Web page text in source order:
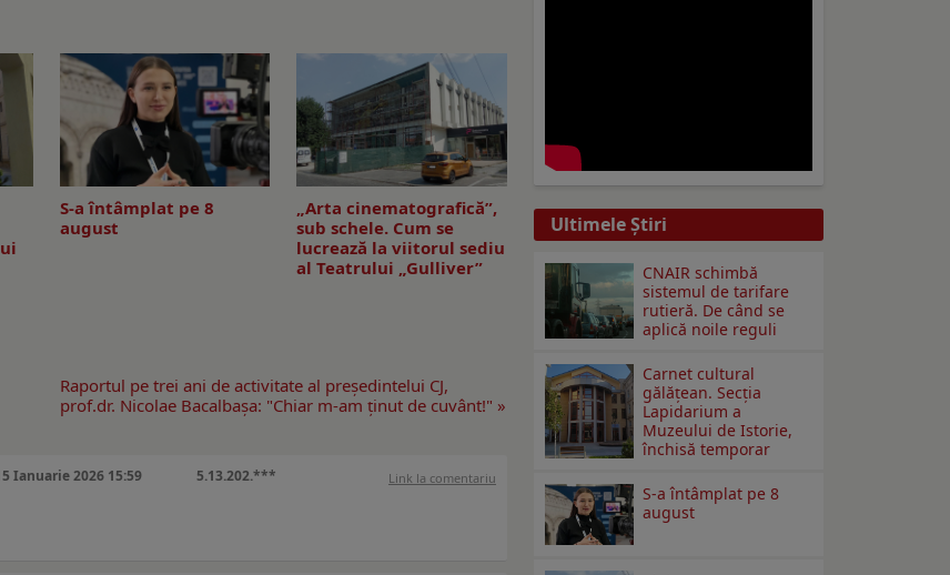
S-a întâmplat pe 8
august
„Arta cinematografică”,
sub schele. Cum se
lucrează la viitorul sediu
al Teatrului „Gulliver”
Raportul pe trei ani de activitate al preşedintelui CJ,
prof.dr. Nicolae Bacalbaşa: "Chiar m-am ţinut de cuvânt!" »
Ianuarie 2026 15:59 5.13.202.*** Link la comentariu
Ultimele Ştiri
CNAIR schimbă
sistemul de tarifare
rutieră. De când se
aplică noile reguli
Carnet cultural
gălăţean. Secţia
Lapidarium a
Muzeului de Istorie,
închisă temporar
S-a întâmplat pe 8
august